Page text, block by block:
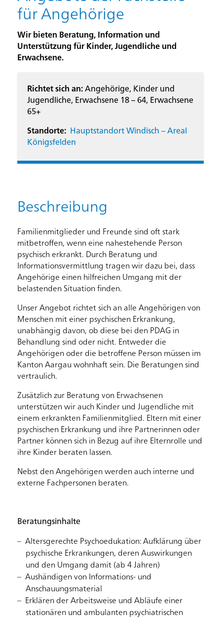
für Angehörige
Wir bieten Beratung, Information und
Unterstützung für Kinder, Jugendliche und
Erwachsene.
Richtet sich an: Angehörige, Kinder und
Jugendliche, Erwachsene 18 – 64, Erwachsene
65+
Standorte:
Hauptstandort Windisch – Areal
Königsfelden
Beschreibung
Familienmitglieder und Freunde sind oft stark
mitbetroffen, wenn eine nahestehende Person
psychisch erkrankt. Durch Beratung und
Informationsvermittlung tragen wir dazu bei, dass
Angehörige einen hilfreichen Umgang mit der
belastenden Situation finden.
Unser Angebot richtet sich an alle Angehörigen von
Menschen mit einer psychischen Erkrankung,
unabhängig davon, ob diese bei den PDAG in
Behandlung sind oder nicht. Entweder die
Angehörigen oder die betroffene Person müssen im
Kanton Aargau wohnhaft sein. Die Beratungen sind
vertraulich.
Zusätzlich zur Beratung von Erwachsenen
unterstützen wir auch Kinder und Jugendliche mit
einem erkrankten Familienmitglied. Eltern mit einer
psychischen Erkrankung und ihre Partnerinnen oder
Partner können sich in Bezug auf ihre Elternrolle und
ihre Kinder beraten lassen.
Nebst den Angehörigen werden auch interne und
externe Fachpersonen beraten.
Beratungsinhalte
Altersgerechte Psychoedukation: Aufklärung über
psychische Erkrankungen, deren Auswirkungen
und den Umgang damit (ab 4 Jahren)
Aushändigen von Informations- und
Anschauungsmaterial
Erklären der Arbeitsweise und Abläufe einer
stationären und ambulanten psychiatrischen